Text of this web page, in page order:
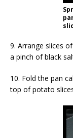
9. Arrange slices
a pinch of black
10. Fold the pan
top of potato